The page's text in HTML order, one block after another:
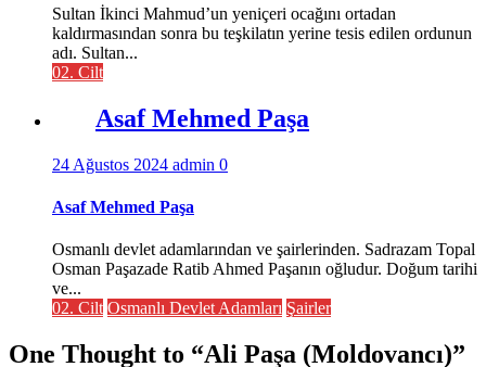
Sultan İkinci Mahmud’un yeniçeri ocağını ortadan
kaldırmasından sonra bu teşkilatın yerine tesis edilen ordunun
adı. Sultan...
02. Cilt
Asaf Mehmed Paşa
24 Ağustos 2024 admin 0
Asaf Mehmed Paşa
Osmanlı devlet adamlarından ve şairlerinden. Sadrazam Topal
Osman Paşazade Ratib Ahmed Paşanın oğludur. Doğum tarihi
ve...
02. Cilt Osmanlı Devlet Adamları Şairler
One Thought to “Ali Paşa (Moldovancı)”